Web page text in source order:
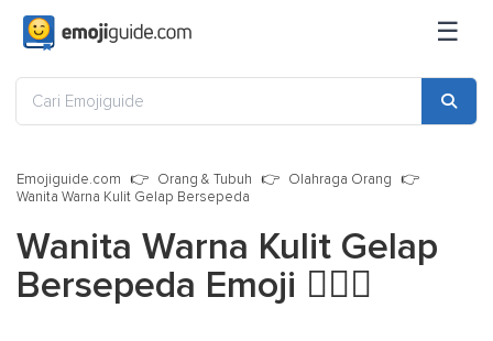
☰
Emojiguide.com Orang & Tubuh
Olahraga Orang
Wanita Warna Kulit Gelap Bersepeda
Wanita Warna Kulit Gelap
Bersepeda Emoji 🚴🏿‍♀️